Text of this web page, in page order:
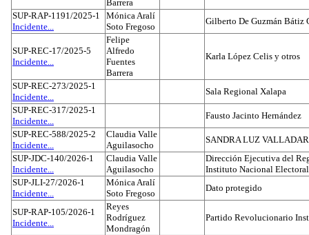
Barrera
SUP-RAP-1191/2025-1
Incidente...
Mónica Aralí
Soto Fregoso
Gilberto De Guzmán Bátiz
SUP-REC-17/2025-5
Incidente...
Felipe
Alfredo
Fuentes
Barrera
Karla López Celis y otros
SUP-REC-273/2025-1
Incidente...
Sala Regional Xalapa
SUP-REC-317/2025-1
Incidente...
Fausto Jacinto Hernández
SUP-REC-588/2025-2
Incidente...
Claudia Valle
Aguilasocho
SANDRA LUZ
SUP-JDC-140/2026-1
Incidente...
Claudia Valle
Aguilasocho
Dirección Ejecutiva del
Instituto Nacional Electoral
SUP-JLI-27/2026-1
Incidente...
Mónica Aralí
Soto Fregoso
Dato protegido
SUP-RAP-105/2026-1
Incidente...
Reyes
Rodríguez
Mondragón
Partido Revolucionario